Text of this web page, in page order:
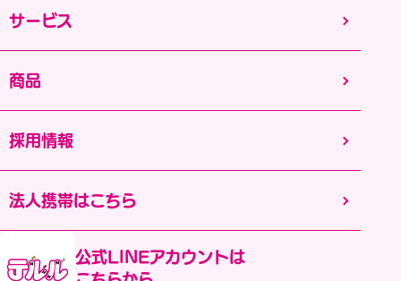
サービス
商品
採用情報
法人携帯はこちら
公式LINEアカウントは